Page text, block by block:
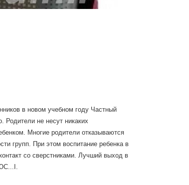
в новом учебном году Частный
не несут никаких
Многие родители отказываются
групп. При этом воспитание ребенка в
со сверстниками. Лучший выход в